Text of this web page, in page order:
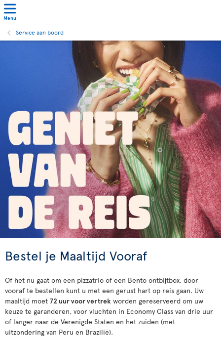
Menu
Service aan boord
Bestel je Maaltijd Vooraf
Of het nu gaat om een pizzatrio of een Bento ontbijtbox, door
vooraf te bestellen kunt u met een gerust hart op reis gaan. Uw
maaltijd moet 72 uur voor vertrek worden gereserveerd om uw
keuze te garanderen, voor vluchten in Economy Class van drie uur
of langer naar de Verenigde Staten en het zuiden (met
uitzondering van Peru en Brazilië).